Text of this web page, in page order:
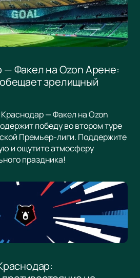
Факел на Ozon Арене:
зрелищный
— Факел на Ozon
победу во втором туре
Премьер-лиги. Поддержите
и ощутите атмосферу
праздника!